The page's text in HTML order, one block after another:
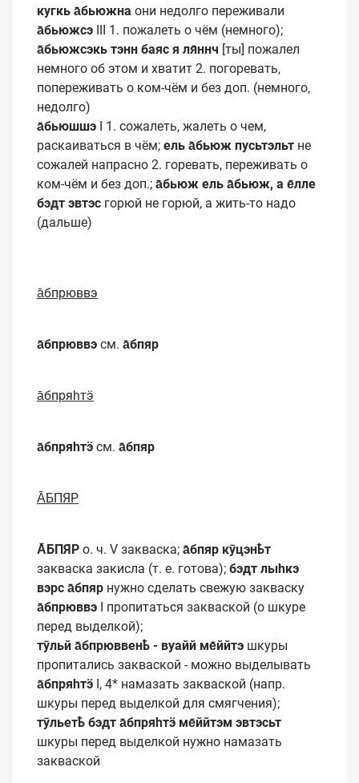
кугкь а̄бьюжна они недолго переживали
а̄бьюжсэ III 1. пожалеть о чём (немного);
а̄бьюжсэкь тэнн баяс я ля̄ннч [ты] пожалел
немного об этом и хватит 2. погоревать,
попереживать о ком-чём и без доп. (немного,
недолго)
а̄бьюшшэ I 1. сожалеть, жалеть о чем,
раскаиваться в чём; ель а̄бьюж пусьтэльт не
сожалей напрасно 2. горевать, переживать о
ком-чём и без доп.; а̄бьюж ель а̄бьюж, а е̄лле
бэдт эвтэс горюй не горюй, а жить-то надо
(дальше)
а̄бпрюввэ
а̄бпрюввэ см. а̄бпяр
а̄бпряһтӭ
а̄бпряһтӭ см. а̄бпяр
А̄БПЯР
А̄БПЯР о. ч. V закваска; а̄бпяр кӯцэнҍт
закваска закисла (т. е. готова); бэдт лыһкэ
вэрс а̄бпяр нужно сделать свежую закваску
а̄бпрюввэ I пропитаться закваской (о шкуре
перед выделкой);
тӯльй а̄бпрюввенҍ - вуайй ме̄ййтэ шкуры
пропитались закваской - можно выделывать
а̄бпряһтӭ I, 4* намазать закваской (напр.
шкуры перед выделкой для смягчения);
тӯльетҍ бэдт а̄бпряһтӭ ме̄ййтэм эвтэсьт
шкуры перед выделкой нужно намазать
закваской